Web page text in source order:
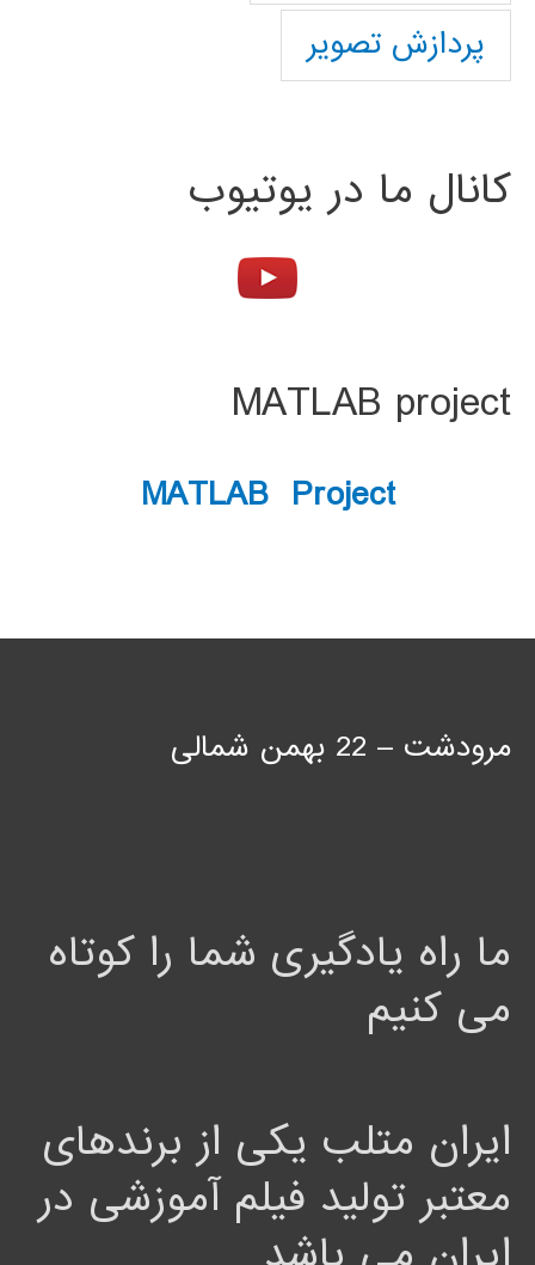
پردازش تصویر
کانال ما در یوتیوب
MATLAB project
MATLAB Project
مرودشت – 22 بهمن شمالی
ما راه یادگیری شما را کوتاه
می کنیم
ایران متلب یکی از برندهای
معتبر تولید فیلم آموزشی در